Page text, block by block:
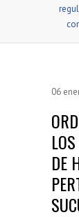
06
DE